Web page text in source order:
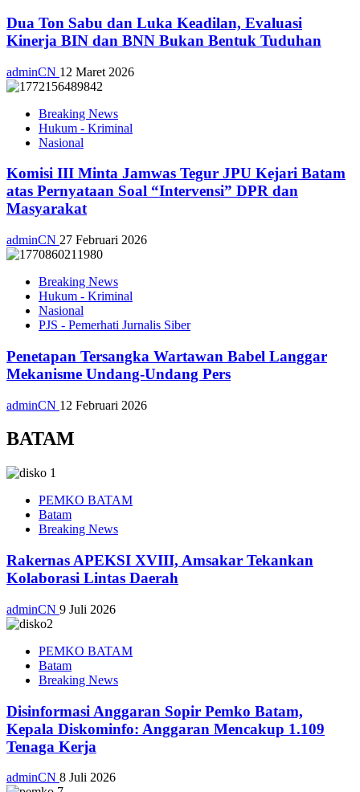
Dua Ton Sabu dan Luka Keadilan, Evaluasi
Kinerja BIN dan BNN Bukan Bentuk Tuduhan
adminCN 12 Maret 2026
Breaking News
Hukum - Kriminal
Nasional
Komisi III Minta Jamwas Tegur JPU Kejari Batam
atas Pernyataan Soal “Intervensi” DPR dan
Masyarakat
adminCN 27 Februari 2026
Breaking News
Hukum - Kriminal
Nasional
PJS - Pemerhati Jurnalis Siber
Penetapan Tersangka Wartawan Babel Langgar
Mekanisme Undang-Undang Pers
adminCN 12 Februari 2026
BATAM
PEMKO BATAM
Batam
Breaking News
Rakernas APEKSI XVIII, Amsakar Tekankan
Kolaborasi Lintas Daerah
adminCN 9 Juli 2026
PEMKO BATAM
Batam
Breaking News
Disinformasi Anggaran Sopir Pemko Batam,
Kepala Diskominfo: Anggaran Mencakup 1.109
Tenaga Kerja
adminCN 8 Juli 2026